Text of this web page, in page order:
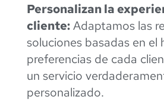
Personalizan la
cliente:Adaptamos las
soluciones basadas en el
preferencias de cada
un servicio
personalizado.